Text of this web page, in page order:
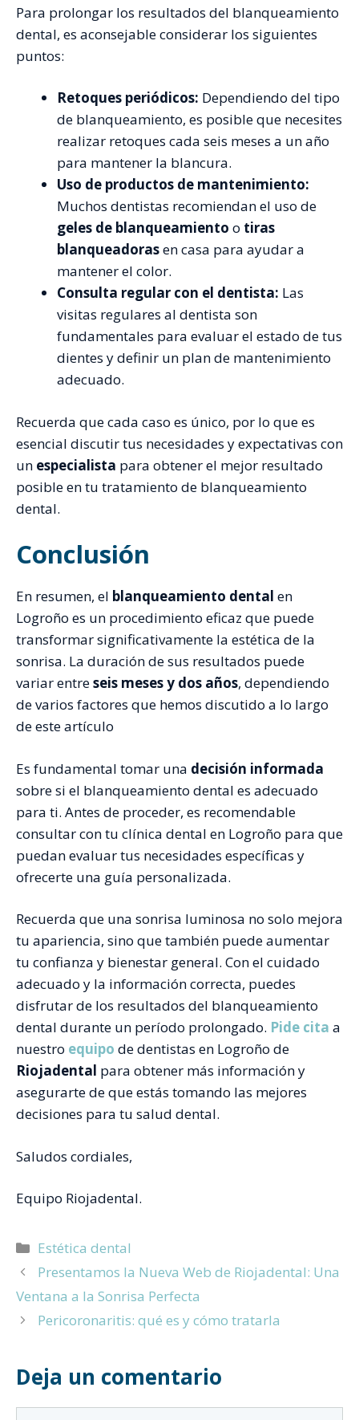
Para prolongar los resultados del blanqueamiento
dental, es aconsejable considerar los siguientes
puntos:
Retoques periódicos: Dependiendo del tipo
de blanqueamiento, es posible que necesites
realizar retoques cada seis meses a un año
para mantener la blancura.
Uso de productos de mantenimiento:
Muchos dentistas recomiendan el uso de
geles de blanqueamiento o tiras
blanqueadorasen casa para ayudar a
mantener el color.
Consulta regular con el dentista: Las
visitas regulares al dentista son
fundamentales para evaluar el estado de tus
dientes y definir un plan de mantenimiento
adecuado.
Recuerda que cada caso es único, por lo que es
esencial discutir tus necesidades y expectativas con
un especialista para obtener el mejor resultado
posible en tu tratamiento de blanqueamiento
dental.
Conclusión
En resumen, el blanqueamiento dental en
Logroño es un procedimiento eficaz que puede
transformar significativamente la estética de la
sonrisa. La duración de sus resultados puede
variar entreseis meses y dos años, dependiendo
de varios factores que hemos discutido a lo largo
de este artículo
Es fundamental tomar una decisión informada
sobre si el blanqueamiento dental es adecuado
para ti. Antes de proceder, es recomendable
consultar con tu clínica dental en Logroño para que
puedan evaluar tus necesidades específicas y
ofrecerte una guía personalizada.
Recuerda que una sonrisa luminosa no solo mejora
tu apariencia, sino que también puede aumentar
tu confianza y bienestar general. Con el cuidado
adecuado y la información correcta, puedes
disfrutar de los resultados del blanqueamiento
dental durante un período prolongado. Pide cita a
nuestro equipo de dentistas en Logroño de
Riojadental para obtener más información y
asegurarte de que estás tomando las mejores
decisiones para tu salud dental.
Saludos cordiales,
Equipo Riojadental.
Categorías
Estética dental
Presentamos la Nueva Web de Riojadental: Una
Ventana a la Sonrisa Perfecta
Pericoronaritis: qué es y cómo tratarla
Deja un comentario